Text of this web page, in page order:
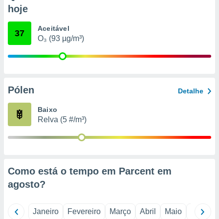
qual se
tal,
ou opor-
qualquer
o
num
hoje
37 Aceitável
O₃ (93 µg/m³)
Pólen Detalhe
Baixo
Relva (5 #/m³)
Como está o tempo em Parcent em
agosto?
Janeiro Fevereiro Março Abril Maio Junho